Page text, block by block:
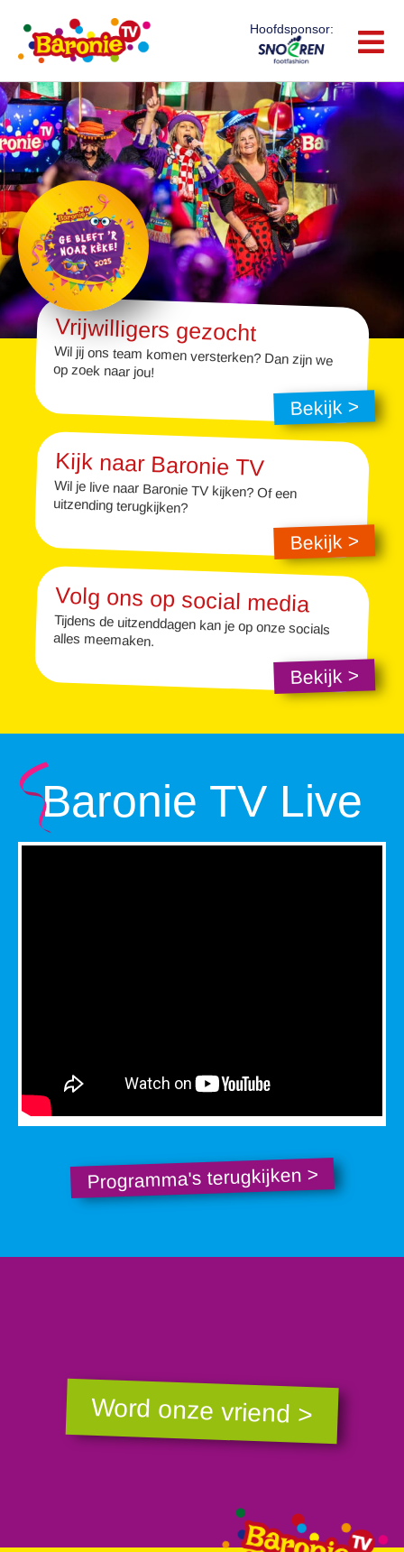
Hoofdsponsor:
Vrijwilligers gezocht
Wil jij ons team komen versterken? Dan zijn we
op zoek naar jou!
Bekijk >
Kijk naar Baronie TV
Wil je live naar Baronie TV kijken? Of een
uitzending terugkijken?
Bekijk >
Volg ons op social media
Tijdens de uitzenddagen kan je op onze socials
alles meemaken.
Bekijk >
Baronie TV Live
Programma's terugkijken >
Word onze vriend >